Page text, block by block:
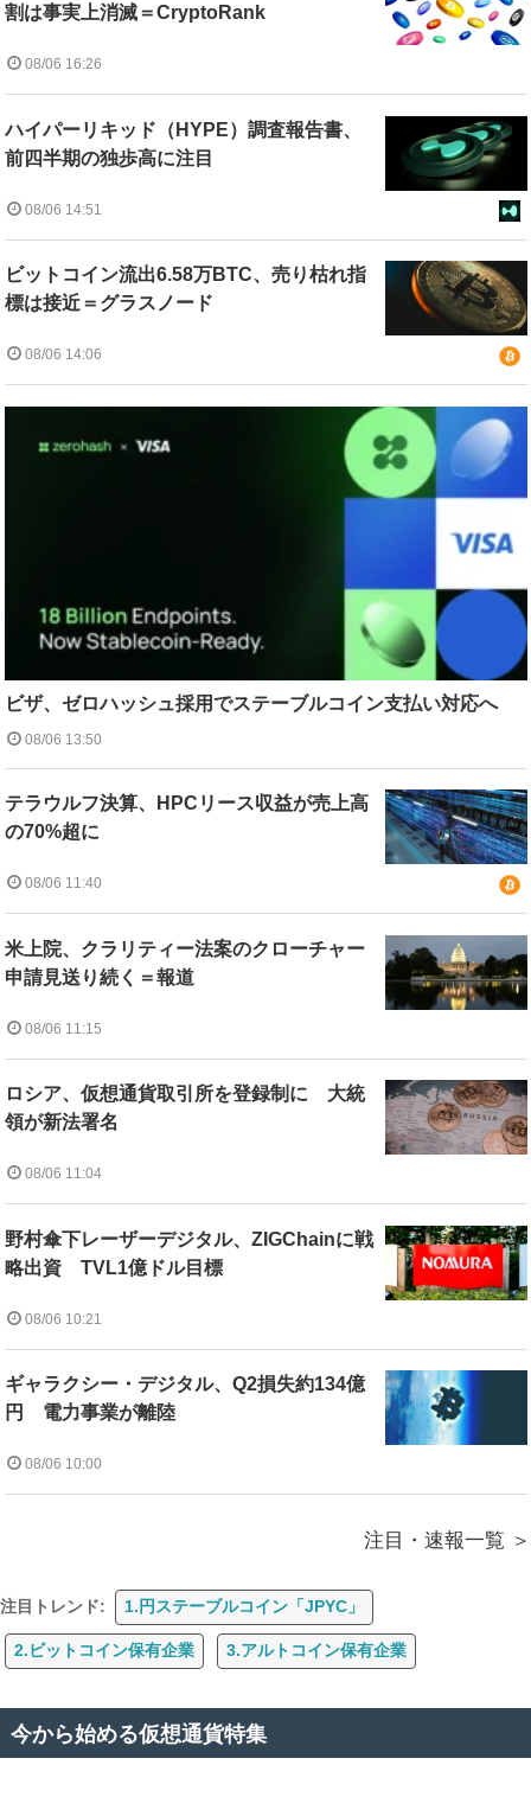
割は事実上消滅＝CryptoRank
08/06 16:26
ハイパーリキッド（HYPE）調査報告書、
前四半期の独歩高に注目
08/06 14:51
ビットコイン流出6.58万BTC、売り枯れ指
標は接近＝グラスノード
08/06 14:06
ビザ、ゼロハッシュ採用でステーブルコイン支払い対応へ
08/06 13:50
テラウルフ決算、HPCリース収益が売上高
の70%超に
08/06 11:40
米上院、クラリティー法案のクローチャー
申請見送り続く＝報道
08/06 11:15
ロシア、仮想通貨取引所を登録制に 大統
領が新法署名
08/06 11:04
野村傘下レーザーデジタル、ZIGChainに戦
略出資 TVL1億ドル目標
08/06 10:21
ギャラクシー・デジタル、Q2損失約134億
円 電力事業が離陸
08/06 10:00
注目・速報一覧
注目トレンド: 1.円ステーブルコイン「JPYC」
2.ビットコイン保有企業 3.アルトコイン保有企業
今から始める仮想通貨特集